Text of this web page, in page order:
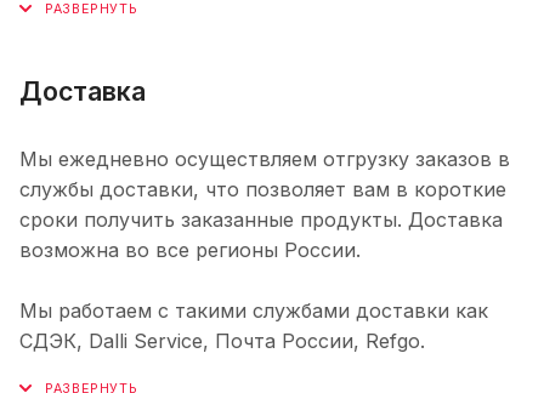
Доставка
Мы ежедневно осуществляем отгрузку заказов в
службы доставки, что позволяет вам в короткие
сроки получить заказанные продукты. Доставка
возможна во все регионы России.
Мы работаем с такими службами доставки как
СДЭК, Dalli Service, Почта России, Refgo.